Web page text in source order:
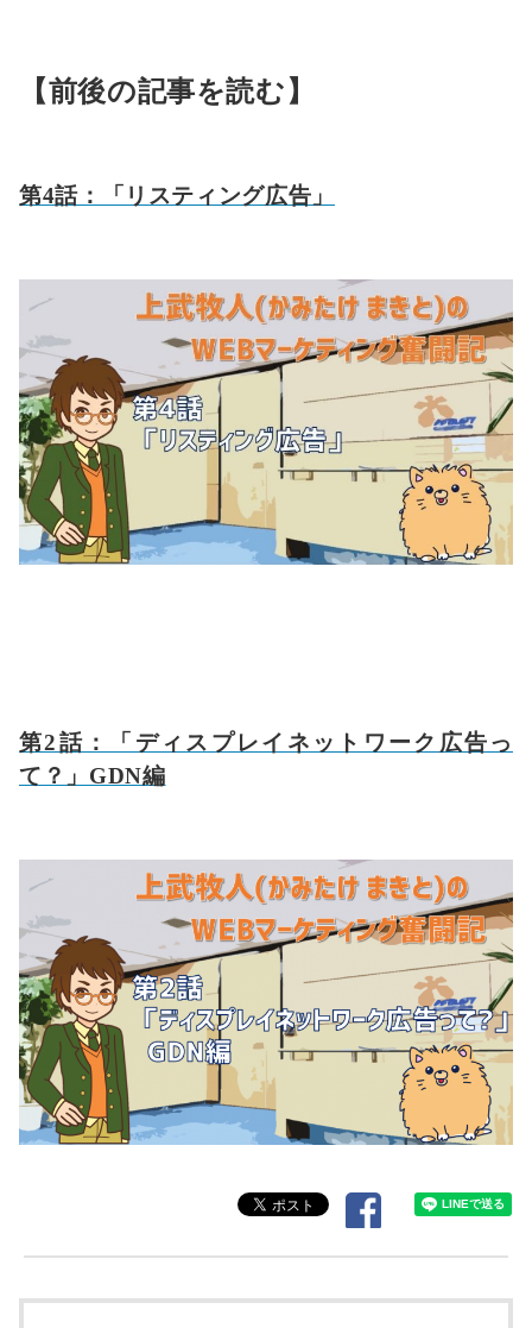
【前後の記事を読む】
第4話：「リスティング広告」
第2話：「ディスプレイネットワーク広告っ
て？」GDN編